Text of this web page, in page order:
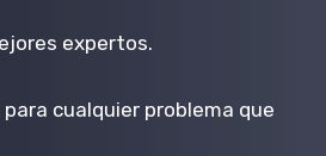
expertos.
para cualquier problema que